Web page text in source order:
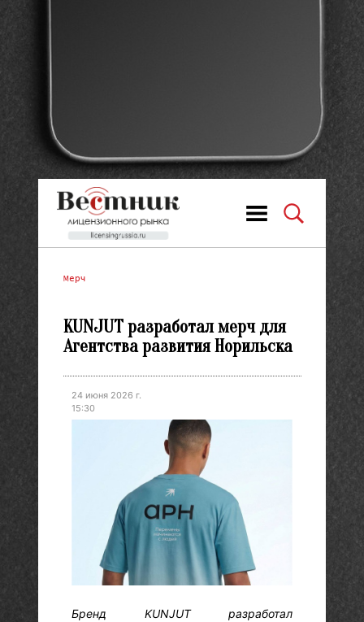
Мерч
KUNJUT разработал мерч для
Агентства развития Норильска
24 июня 2026 г.
15:30
Бренд KUNJUT разработал